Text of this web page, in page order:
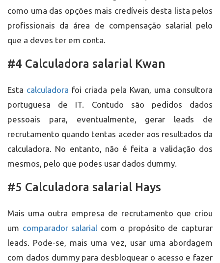
como uma das opções mais credíveis desta lista pelos
profissionais da área de compensação salarial pelo
que a deves ter em conta.
#4 Calculadora salarial Kwan
Esta calculadora foi criada pela Kwan, uma consultora
portuguesa de IT. Contudo são pedidos dados
pessoais para, eventualmente, gerar leads de
recrutamento quando tentas aceder aos resultados da
calculadora. No entanto, não é feita a validação dos
mesmos, pelo que podes usar dados dummy.
#5 Calculadora salarial Hays
Mais uma outra empresa de recrutamento que criou
um comparador salarial com o propósito de capturar
leads. Pode-se, mais uma vez, usar uma abordagem
com dados dummy para desbloquear o acesso e fazer